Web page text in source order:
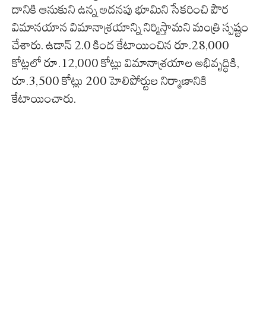
దానికి ఆనుకుని ఉన్న అదనపు భూమిని సేకరించి పౌర
విమానయాన విమానాశ్రయాన్ని నిర్మిస్తామని మంత్రి స్పష్టం
చేశారు. ఉడాన్ 2.0 కింద కేటాయించిన రూ.28,000
కోట్లలో రూ.12,000 కోట్లు విమానాశ్రయాల అభివృద్ధికి,
రూ.3,500 కోట్లు 200 హెలిపోర్టుల నిర్మాణానికి
కేటాయించారు.